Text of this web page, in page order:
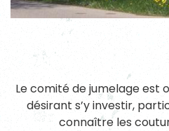
Le comité de jumelage est
désirant s’y investir,
connaître les